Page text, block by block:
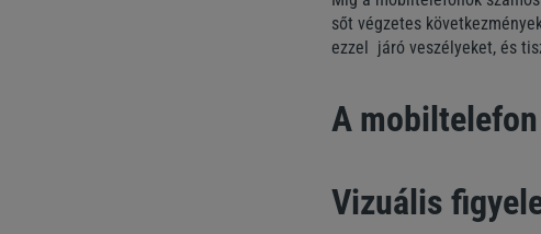
sőt végzetes
ezzel járó veszélyeket, és
A
Vizuális